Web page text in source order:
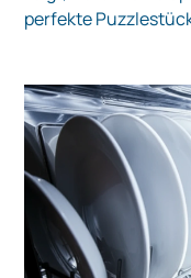
perfekte